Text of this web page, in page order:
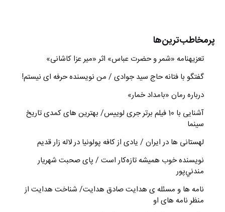
پرمخاطب‌ترین‌ها
تعزیه‎نامه‏ «شمر و حضرت عباس» اثر «میر عزا کاشانی»
گفتگو با فتانه حاج سید جوادی / من نویسنده حرفه ای نیستم!
درباره رمان «بامداد خمار»
آشنایی با 10 فیلم برتر جری لوییس/ بهترین های کمدی تاریخ
سینما
لهستانی ها در ایران / یادی از کافه پولونیا در لاله زار قدیم
نويسنده خوب هميشه تازه‌كار است / پای صحبت شهريار
مندني‌پور
نامه ها و مسئله ی هدایت صادق هدایت/ شناخت هدایت از
منظر نامه های او